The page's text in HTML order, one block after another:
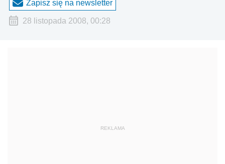
Zapisz się na newsletter
28 listopada 2008, 00:28